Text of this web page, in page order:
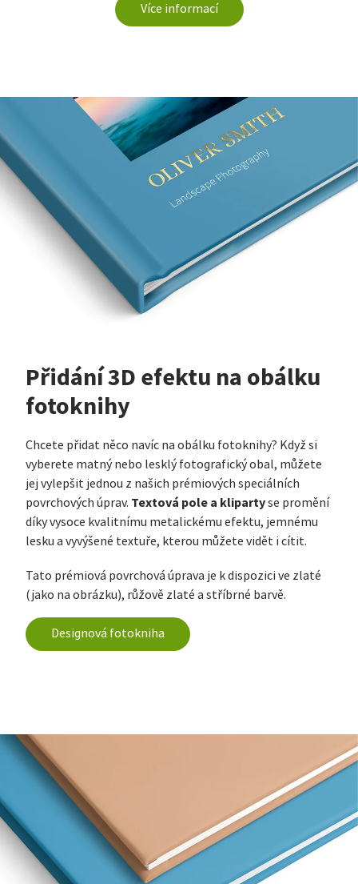
Více informací
Přidání 3D efektu na obálku
fotoknihy
Chcete přidat něco navíc na obálku fotoknihy? Když si
vyberete matný nebo lesklý fotografický obal, můžete
jej vylepšit jednou z našich prémiových speciálních
povrchových úprav. Textová pole a klipartyse promění
díky vysoce kvalitnímu metalickému efektu, jemnému
lesku a vyvýšené textuře, kterou můžete vidět i cítit.
Tato prémiová povrchová úprava je k dispozici ve zlaté
(jako na obrázku), růžově zlaté a stříbrné barvě.
Designová fotokniha